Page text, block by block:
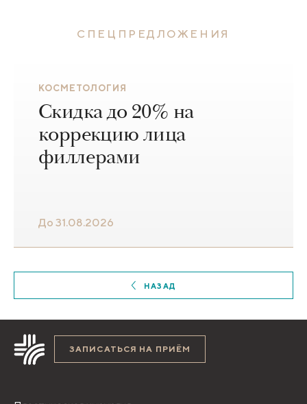
СПЕЦПРЕДЛОЖЕНИЯ
КОСМЕТОЛОГИЯ
Скидка до 20% на
коррекцию лица
филлерами
До 31.08.2026
НАЗАД
ЗАПИСАТЬСЯ НА ПРИЁМ